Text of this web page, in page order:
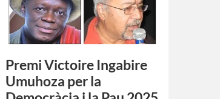
Premi Victoire Ingabire
Umuhoza per la